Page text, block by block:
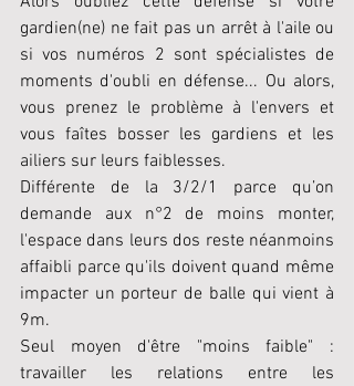
gardien(ne) ne fait pas un arrêt à l'aile ou
si vos numéros 2 sont spécialistes de
moments d'oubli en défense... Ou alors,
vous prenez le problème à l'envers et
vous faîtes bosser les gardiens et les
ailiers sur leurs faiblesses.
Différente de la 3/2/1 parce qu’on
demande aux n°2 de moins monter,
l'espace dans leurs dos reste néanmoins
affaibli parce qu'ils doivent quand même
impacter un porteur de balle qui vient à
9m.
Seul moyen d'être "moins faible" :
travailler les relations entre les